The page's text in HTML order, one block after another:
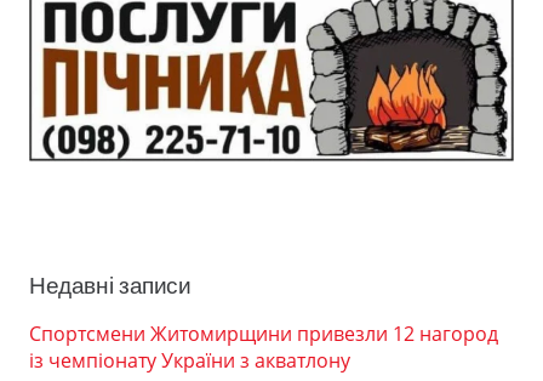
Недавні записи
Спортсмени Житомирщини привезли 12 нагород
із чемпіонату України з акватлону